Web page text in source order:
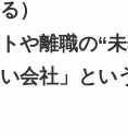
）
や離職の“
い会社」と